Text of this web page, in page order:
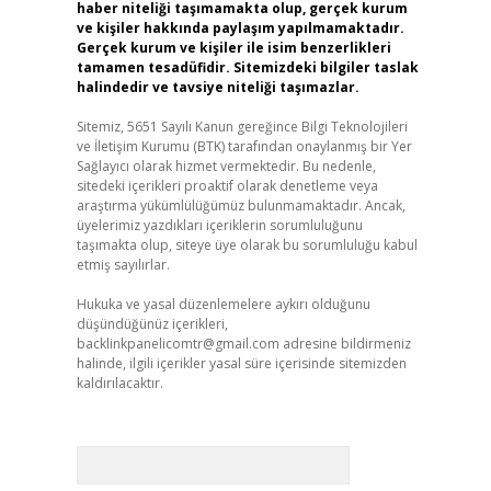
haber niteliği taşımamakta olup, gerçek kurum
ve kişiler hakkında paylaşım yapılmamaktadır.
Gerçek kurum ve kişiler ile isim benzerlikleri
tamamen tesadüfidir. Sitemizdeki bilgiler taslak
halindedir ve tavsiye niteliği taşımazlar.
Sitemiz, 5651 Sayılı Kanun gereğince Bilgi Teknolojileri
ve İletişim Kurumu (BTK) tarafından onaylanmış bir Yer
Sağlayıcı olarak hizmet vermektedir. Bu nedenle,
sitedeki içerikleri proaktif olarak denetleme veya
araştırma yükümlülüğümüz bulunmamaktadır. Ancak,
üyelerimiz yazdıkları içeriklerin sorumluluğunu
taşımakta olup, siteye üye olarak bu sorumluluğu kabul
etmiş sayılırlar.
Hukuka ve yasal düzenlemelere aykırı olduğunu
düşündüğünüz içerikleri,
backlinkpanelicomtr@gmail.com adresine bildirmeniz
halinde, ilgili içerikler yasal süre içerisinde sitemizden
kaldırılacaktır.